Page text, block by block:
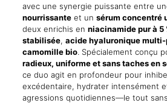
avec une synergie puissante entre
nourrissanteet un sérum concentré
deux enrichis en niacinamide pur à 5
stabilisée, acide hyaluronique
camomille bio. Spécialement conçu
radieux, uniforme et sans taches en
ce duo agit en profondeur pour
excédentaire, hydrater intensément
agressions quotidiennes—le tout